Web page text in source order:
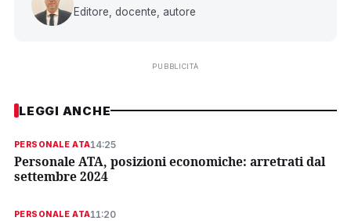
Editore, docente, autore
PUBBLICITÀ
LEGGI ANCHE
PERSONALE ATA14:25
Personale ATA, posizioni economiche: arretrati dal
settembre 2024
PERSONALE ATA11:20